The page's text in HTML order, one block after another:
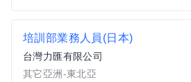
培訓部業務人員(日本)
台灣力匯有限公司
其它亞洲-東北亞